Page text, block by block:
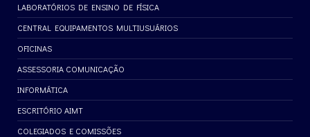
LABORATÓRIOS DE ENSINO DE FÍSICA
CENTRAL EQUIPAMENTOS MULTIUSUÁRIOS
OFICINAS
ASSESSORIA COMUNICAÇÃO
INFORMÁTICA
ESCRITÓRIO AIMT
COLEGIADOS E COMISSÕES